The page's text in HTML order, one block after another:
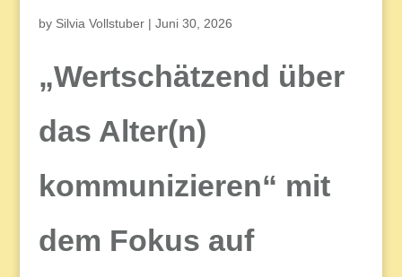
by Silvia Vollstuber| Juni 30, 2026
„Wertschätzend über
das Alter(n)
kommunizieren“ mit
dem Fokus auf